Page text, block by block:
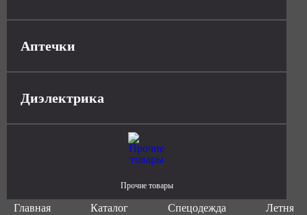
Аптечки
Диэлектрика
Прочие товары
Главная Каталог Спецодежда Летняя